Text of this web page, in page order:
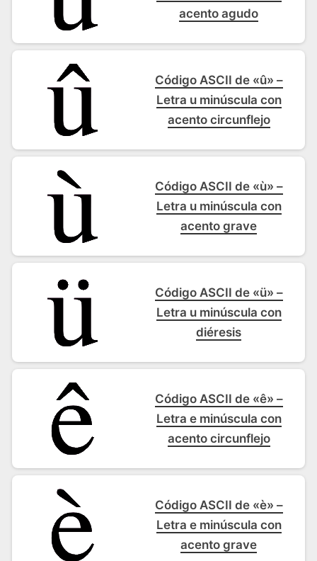
acento agudo
Código ASCII de «û» –
Letra u minúscula con
acento circunflejo
Código ASCII de «ù» –
Letra u minúscula con
acento grave
Código ASCII de «ü» –
Letra u minúscula con
diéresis
Código ASCII de «ê» –
Letra e minúscula con
acento circunflejo
Código ASCII de «è» –
Letra e minúscula con
acento grave